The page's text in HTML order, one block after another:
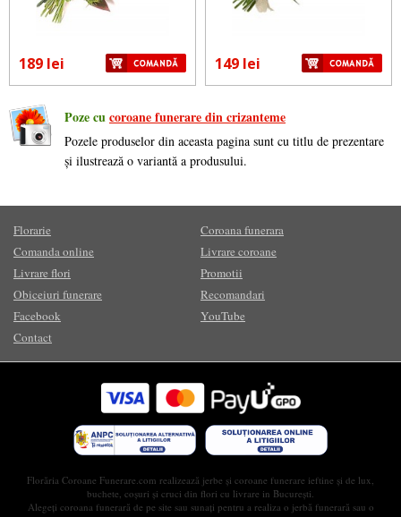
189 lei 149 lei
Poze cucoroane funerare din crizanteme
Pozele produselor din aceasta pagina sunt cu titlu de prezentare
și ilustrează o variantă a produsului.
Florarie
Coroana funerara
Comanda online
Livrare coroane
Livrare flori
Promotii
Obiceiuri funerare
Recomandari
Facebook
YouTube
Contact
Florăria Coroane Funerare.com realizează jerbe și coroane funerare ieftine și de lux,
buchete, coșuri și cruci din flori cu livrare in București.
Alegeți coroana funerară de pe site sau sunați pentru a realiza o jerbă funerară sau o